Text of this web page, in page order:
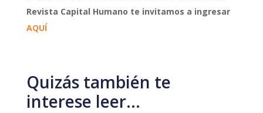
Revista Capital Humano te invitamos a ingresar
AQUÍ
Quizás también te
interese leer…